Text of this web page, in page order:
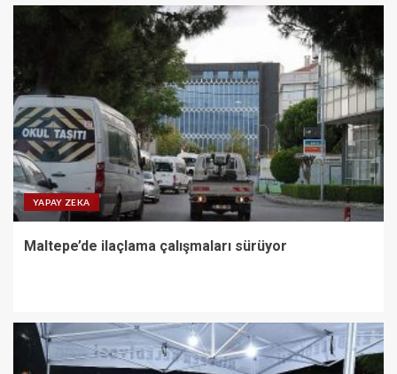
YAPAY ZEKA
Maltepe’de ilaçlama çalışmaları sürüyor